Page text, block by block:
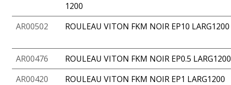
1200
AR00502 ROULEAU VITON FKM NOIR EP10 LARG1200
AR00476 ROULEAU VITON FKM NOIR EP0.5 LARG1200
AR00420 ROULEAU VITON FKM NOIR EP1 LARG1200